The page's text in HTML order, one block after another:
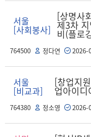
서울
[사회봉사]
[상명사
제3차
비(플로
764500 정다연 2026-
서울
[비교과]
[창업지
업아이
764380 정소영 2026-